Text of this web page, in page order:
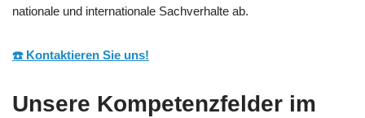
nationale und internationale Sachverhalte ab.
☎️ Kontaktieren Sie uns!
Unsere Kompetenzfelder im